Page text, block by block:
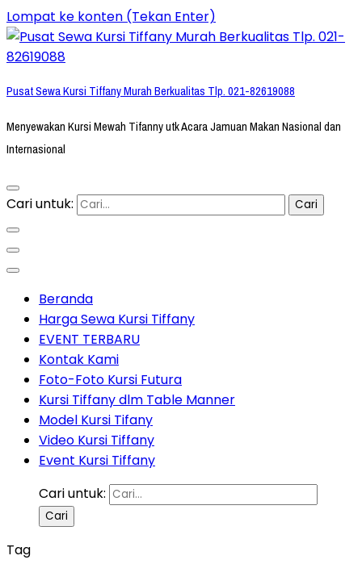
Lompat ke konten (Tekan Enter)
Pusat Sewa Kursi Tiffany Murah Berkualitas Tlp. 021-82619088
Menyewakan Kursi Mewah Tifanny utk Acara Jamuan Makan Nasional dan
Internasional
Cari untuk:
Beranda
Harga Sewa Kursi Tiffany
EVENT TERBARU
Kontak Kami
Foto-Foto Kursi Futura
Kursi Tiffany dlm Table Manner
Model Kursi Tifany
Video Kursi Tiffany
Event Kursi Tiffany
Cari untuk:
Tag